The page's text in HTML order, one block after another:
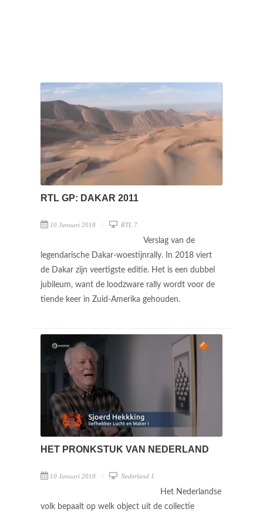
RTL GP: DAKAR 2011
10 Januari 2018 RTL 7
Verslag van de
legendarische Dakar-woestijnrally. In 2018 viert
de Dakar zijn veertigste editie. Het is een dubbel
jubileum, want de loodzware rally wordt voor de
tiende keer in Zuid-Amerika gehouden.
HET PRONKSTUK VAN NEDERLAND
10 Januari 2018 Nederland 1
Het Nederlandse
volk bepaalt op welk object uit de collectie